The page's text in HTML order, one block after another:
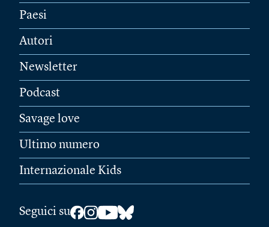
Paesi
Autori
Newsletter
Podcast
Savage love
Ultimo numero
Internazionale Kids
Seguici su